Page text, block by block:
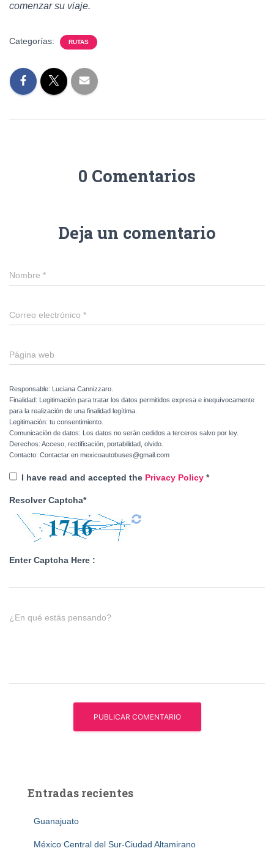
comenzar su viaje.
Categorías: RUTAS
0 Comentarios
Deja un comentario
Nombre *
Correo electrónico *
Página web
Responsable: Luciana Cannizzaro.
Finalidad: Legitimación para tratar los datos permitidos expresa e inequívocamente
para la realización de una finalidad legítima.
Legitimación: tu consentimiento.
Comunicación de datos: Los datos no serán cedidos a terceros salvo por ley.
Derechos: Acceso, rectificación, portabilidad, olvido.
Contacto: Contactar en mexicoautobuses@gmail.com
I have read and accepted the Privacy Policy *
Resolver Captcha*
Enter Captcha Here :
¿En qué estás pensando?
Entradas recientes
Guanajuato
México Central del Sur-Ciudad Altamirano